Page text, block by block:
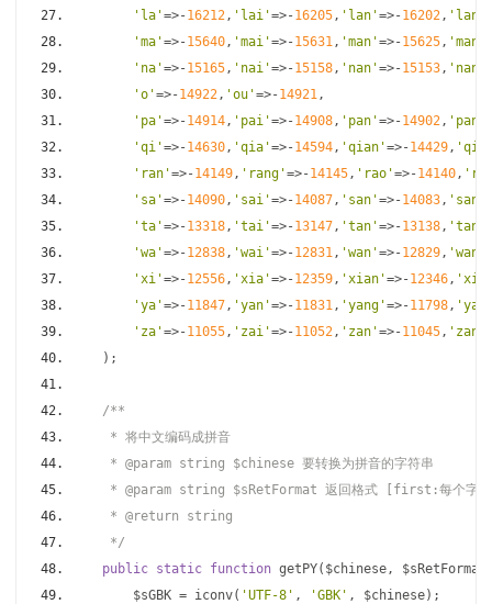
'la'=>-16212, 'lai'=>-16205, 'lan'=>-16202,
'ma'=>-15640, 'mai'=>-15631, 'man'=>-15625,
'na'=>-15165, 'nai'=>-15158, 'nan'=>-15153,
'o'=>-14922, 'ou'=>-14921,
'pa'=>-14914, 'pai'=>-14908, 'pan'=>-14902,
'qi'=>-14630, 'qia'=>-14594, 'qian'=>-14429,
'ran'=>-14149, 'rang'=>-14145, 'rao'=>-14140,
'sa'=>-14090, 'sai'=>-14087, 'san'=>-14083,
'ta'=>-13318, 'tai'=>-13147, 'tan'=>-13138,
'wa'=>-12838, 'wai'=>-12831, 'wan'=>-12829,
'xi'=>-12556, 'xia'=>-12359, 'xian'=>-12346,
'ya'=>-11847, 'yan'=>-11831, 'yang'=>-11798,
'za'=>-11055, 'zai'=>-11052, 'zan'=>-11045,
);
/**
     * 将中文编码成拼音
     * @param string $chinese 要转换为拼音的字符串
* @param string $sRetFormat 返回格式 [first:每个字的
     * @return string
     */
public static function getPY( $chinese, $sRetFormat
        $sGBK
= iconv( 'UTF-8' , 'GBK' , $chinese);